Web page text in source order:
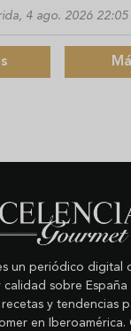
4 ago. 2026 22:05
un periódico digital
sobre España
y tendencias
en Iberoamérica.